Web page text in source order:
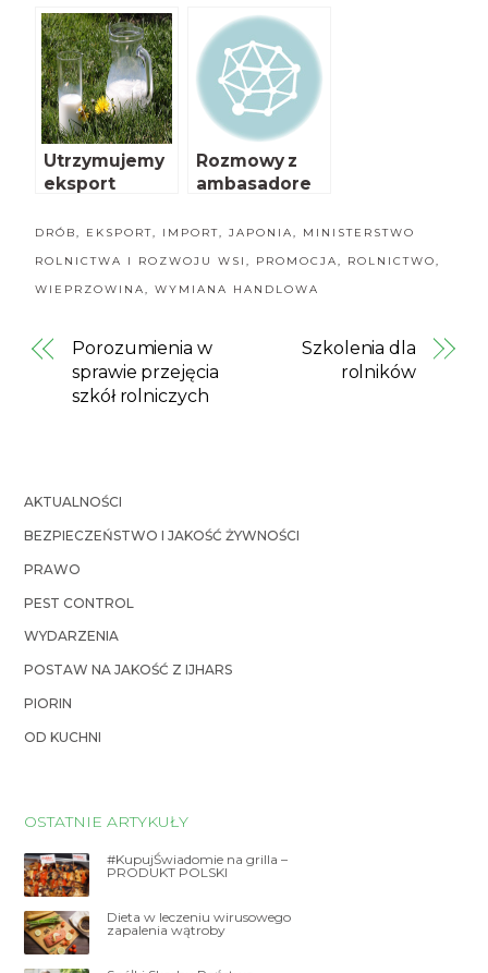
Żywności w
Singapurze
Berlinie
Utrzymujemy
eksport
produktów
mlecznych do
Rozmowy z
ambasadore
DRÓB, EKSPORT, IMPORT,JAPONIA, MINISTERSTWO
ROLNICTWA I ROZWOJU WSI, PROMOCJA, ROLNICTWO,
WIEPRZOWINA,WYMIANA HANDLOWA
Porozumienia w
sprawie przejęcia
szkół rolniczych
Szkolenia dla
rolników
AKTUALNOŚCI
BEZPIECZEŃSTWO I JAKOŚĆ ŻYWNOŚCI
PRAWO
PEST CONTROL
WYDARZENIA
POSTAW NA JAKOŚĆ Z IJHARS
PIORIN
OD KUCHNI
OSTATNIE ARTYKUŁY
#KupujŚwiadomie na grilla –
PRODUKT POLSKI
Dieta w leczeniu wirusowego
zapalenia wątroby